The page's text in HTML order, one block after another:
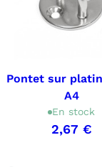
Pontet sur
A4
En stock
2,67 €